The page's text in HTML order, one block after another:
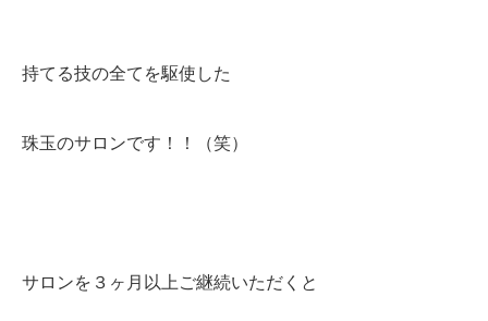
持てる技の全てを駆使した
珠玉のサロンです！！（笑）
サロンを３ヶ月以上ご継続いただくと